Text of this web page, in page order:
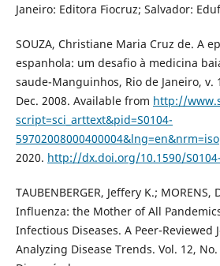
Janeiro: Editora Fiocruz; Salvador:
SOUZA, Christiane Maria Cruz de. A
espanhola: um desafio à medicina
saude-Manguinhos, Rio de Janeiro, v.
Dec. 2008. Available from http://
script=sci_arttext&pid=S0104-
59702008000400004&lng=en&nrm=iso
2020. http://dx.doi.org/10.1590/
TAUBENBERGER, Jeffery K.; MORENS,
Influenza: the Mother of All
Infectious Diseases. A Peer-Reviewed
Analyzing Disease Trends. Vol. 12,